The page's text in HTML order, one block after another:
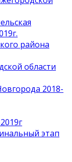
района
области
2018-
этап